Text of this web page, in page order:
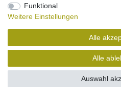
Vertrag
Funktional
Weitere Einstellungen
Alle
Alle
Auswahl